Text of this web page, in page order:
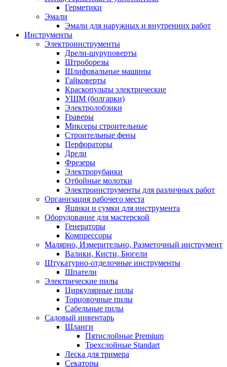
Герметики
Эмали
Эмали для наружных и внутренних работ
Инструменты
Электроинструменты
Дрели-шуруповерты
Штроборезы
Шлифовальные машины
Гайковерты
Краскопульты электрические
УШМ (болгарки)
Электролобзики
Граверы
Миксеры строительные
Строительные фены
Перфораторы
Дрели
Фрезеры
Электрорубанки
Отбойные молотки
Электроинструменты для различных работ
Организация рабочего места
Ящики и сумки для инструмента
Оборудование для мастерской
Генераторы
Компрессоры
Малярно, Измерительно, Разметочный инструмент
Валики, Кисти, Бюгели
Штукатурно-отделочные инструменты
Шпатели
Электрические пилы
Циркулярные пилы
Торцовочные пилы
Сабельные пилы
Садовый инвентарь
Шланги
Пятислойные Premium
Трехслойные Standart
Леска для тримера
Секаторы